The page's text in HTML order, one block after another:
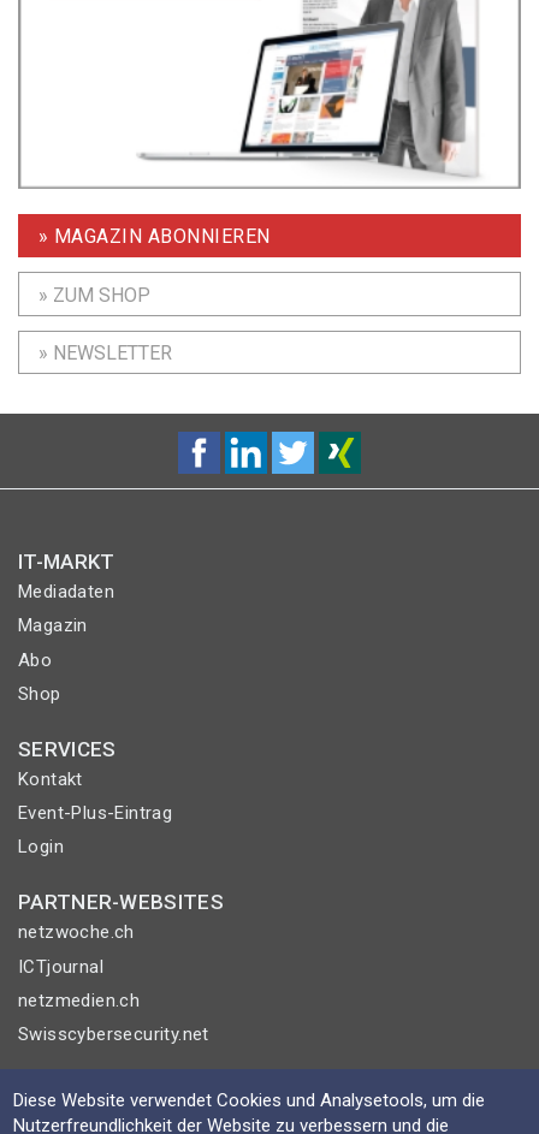
» MAGAZIN ABONNIEREN
» ZUM SHOP
» NEWSLETTER
IT-MARKT
Mediadaten
Magazin
Abo
Shop
SERVICES
Kontakt
Event-Plus-Eintrag
Login
PARTNER-WEBSITES
netzwoche.ch
ICTjournal
netzmedien.ch
Swisscybersecurity.net
© NETZMEDIEN AG 2026
Impressum
Diese Website verwendet Cookies und Analysetools, um die
Nutzerfreundlichkeit der Website zu verbessern und die